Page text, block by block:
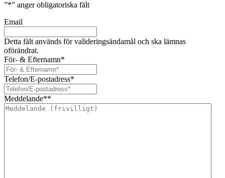
”*” anger obligatoriska fält
Email
Detta fält används för valideringsändamål och ska lämnas
oförändrat.
För- & Efternamn*
Telefon/E-postadress*
Meddelande**